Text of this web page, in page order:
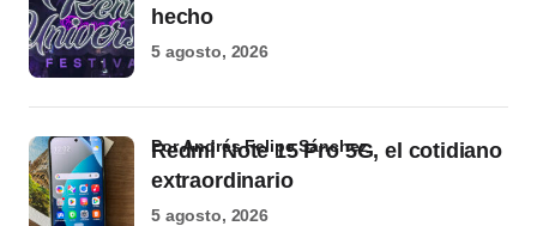
hecho
5 agosto, 2026
Redmi Note 15 Pro 5G, el cotidiano
extraordinario
por Andrés Felipe Sánchez
5 agosto, 2026